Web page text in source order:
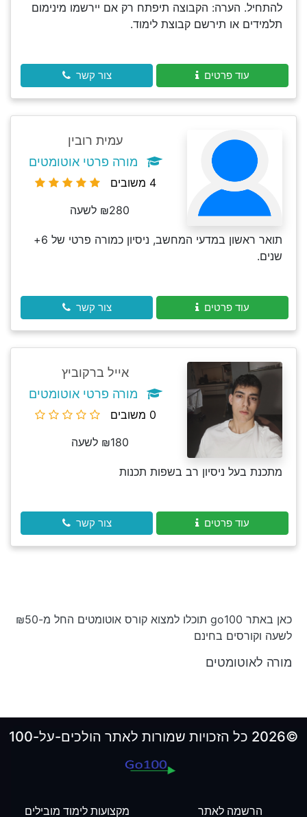
להתחיל. הערה: הקבוצה תיפתח רק אם יירשמו מינימום
תלמידים או תירשם קבוצת לימוד.
עוד פרטים צור קשר
עמית רובין
מורה פרטי אוטומטים
4 משובים
₪280 לשעה
תואר ראשון במדעי המחשב, ניסיון כמורה פרטי של 6+
שנים.
עוד פרטים צור קשר
אייל ברקוביץ
מורה פרטי אוטומטים
0 משובים
₪180 לשעה
מתכנת בעל ניסיון רב בשפות תכנות
עוד פרטים צור קשר
כאן באתר go100 תוכלו למצוא קורס אוטומטים החל מ-₪50
לשעה וקורסים בחינם
מורה לאוטומטים
©2026 כל הזכויות שמורות לאתר הולכים-על-100
הרשמה לאתר מקצועות לימוד מובילים